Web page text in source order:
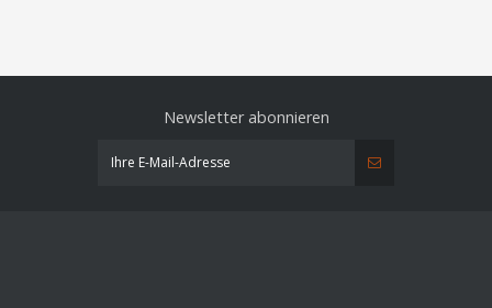
Newsletter abonnieren